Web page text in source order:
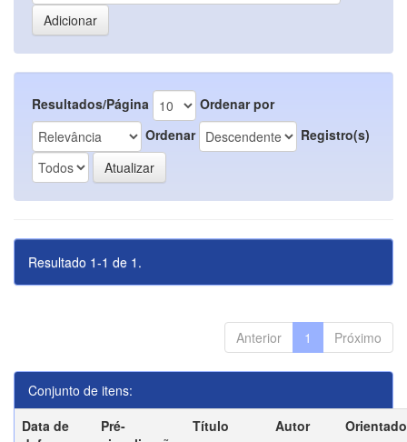
Resultados/Página
Ordenar por
Ordenar
Registro(s)
Resultado 1-1 de 1.
Anterior 1 Próximo
Conjunto de itens:
Data de
Pré-
Título Autor